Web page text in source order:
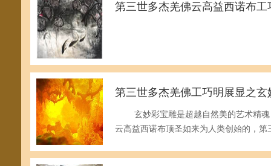
第三世多杰羌佛云高益西诺布
第三世多杰羌佛工巧明展显之玄
玄妙彩宝雕是超越自然美的艺术精魂
云高益西诺布顶圣如来为人类创始的，第